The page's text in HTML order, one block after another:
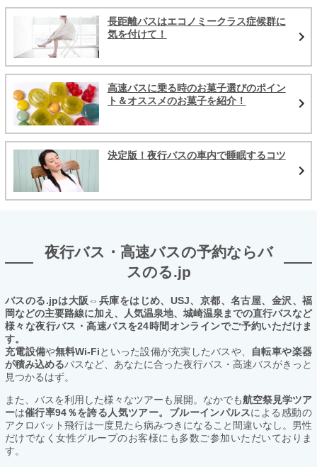
長距離バスはエコノミークラス症候群に
気を付けて！
高速バスに乗る時のお菓子選びのポイン
ト＆オススメのお菓子を紹介！
決定版！夜行バスの車内で睡眠するコツ
夜行バス・高速バスの予約ならバ
スのる.jp
バスのる.jpは大阪⇔兵庫をはじめ、USJ、京都、名古屋、金沢、福
岡などの主要路線に加え、人気温泉地、城崎温泉までの直行バスなど
様々な夜行バス・高速バスを24時間オンラインでご予約いただけま
す。
充電設備や無料Wi-Fiといった設備が充実したバスや、
自転車や楽器
が積み込めるバスなど、あなたに合った夜行バス・高速バスがきっと
見つかるはず。
また、バスを利用した様々なツアーも展開。なかでも航空祭見学ツア
ーは催行率94％を誇る人気ツアー。ブルーインパルスによる感動の
アクロバット飛行は一度見たら病みつきになること間違いなし。男性
だけでなく女性グループのお客様にも多数ご参加いただいておりま
す。